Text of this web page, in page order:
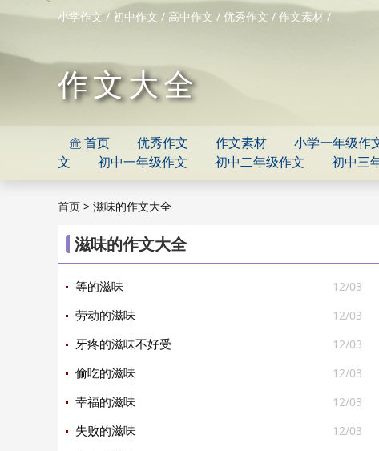
小学作文 / 初中作文 / 高中作文 / 优秀作文 / 作文素材 /
作文大全
 首页 优秀作文 作文素材 小学一年级作
文
初中一年级作文 初中二年级作文 初中三
首页 > 滋味的作文大全
滋味的作文大全
12/03
等的滋味
12/03
劳动的滋味
12/03
牙疼的滋味不好受
12/03
偷吃的滋味
12/03
幸福的滋味
12/03
失败的滋味